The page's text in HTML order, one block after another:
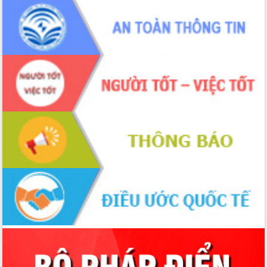
món ăn từ sầu riêng
Đắk Lắk công bố Quy hoạch và xúc
tiến đầu tư tỉnh
Ngành cá ngừ Đắk Lắk chủ động thích
ứng để giữ vững thị trường xuất khẩu
Diễn đàn Kinh tế tư nhân Việt Nam đột
phá cơ chế - Hợp tác công tư
Đề án 06 tạo bước ngoặt đột phá trong
cải cách hành chính tỉnh Đắk Lắk
Kết nối tour, đẩy mạnh chuyển đổi số
để phát triển du lịch Đắk Lắk
Khởi động Dự án Đầu tư xây dựng hạ
tầng kỹ thuật Cụm công nghiệp Tân
Tiến
Gặp mặt các cơ quan báo chí nhân Kỷ
niệm 101 năm Ngày Báo chí Cách
mạng Việt Nam
Đắk Lắk sơ kết 4 năm triển khai thực
Họp báo thông tin về Hội nghị Công bố